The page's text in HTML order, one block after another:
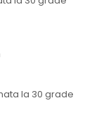
la 30 grade